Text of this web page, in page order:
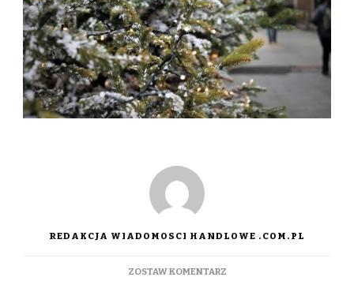
REDAKCJA WIADOMOSCI HANDLOWE .COM.PL
ZOSTAW KOMENTARZDO